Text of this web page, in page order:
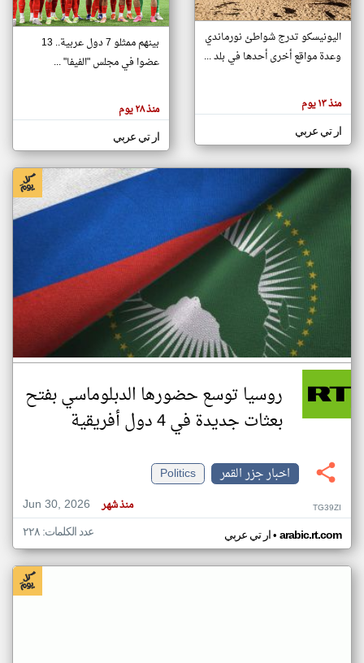
تغيير الدولة
اخبار جزر القمر على مدار الساعة
أهم اخبار جزر القمر العاجلة والمباشرة
هنا عن
وجهة
كاتبيها.
اليونيسكو تدرج شواطئ نورماندي
وعدة مواقع أخرى أحدها في بلد ...
منذ ١٣ يوم
ار تي عربي
بينهم ممثلو 7 دول عربية.. 13
عضوا في مجلس "الفيفا" ...
منذ ٢٨ يوم
ار تي عربي
روسيا توسع حضورها الدبلوماسي بفتح
بعثات جديدة في 4 دول أفريقية
اخبار جزر القمر
Politics
Jun 30, 2026
منذ شهر TG39ZI
ار تي عربي• arabic.rt.com عدد الكلمات: ٢٢٨
klyoum.com